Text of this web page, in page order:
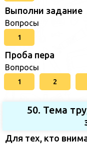
Выполни задание
Вопросы
1
Проба пера
Вопросы
1 2
50. Тема
Для тех, кто